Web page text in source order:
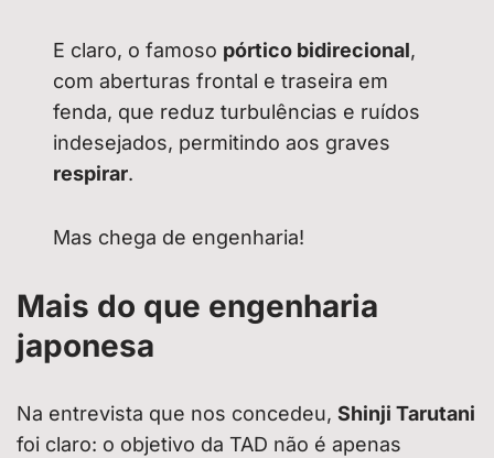
E claro, o famoso pórtico bidirecional,
com aberturas frontal e traseira em
fenda, que reduz turbulências e ruídos
indesejados, permitindo aos graves
respirar.
Mas chega de engenharia!
Mais do que engenharia
japonesa
Na entrevista que nos concedeu, Shinji Tarutani
foi claro: o objetivo da TAD não é apenas